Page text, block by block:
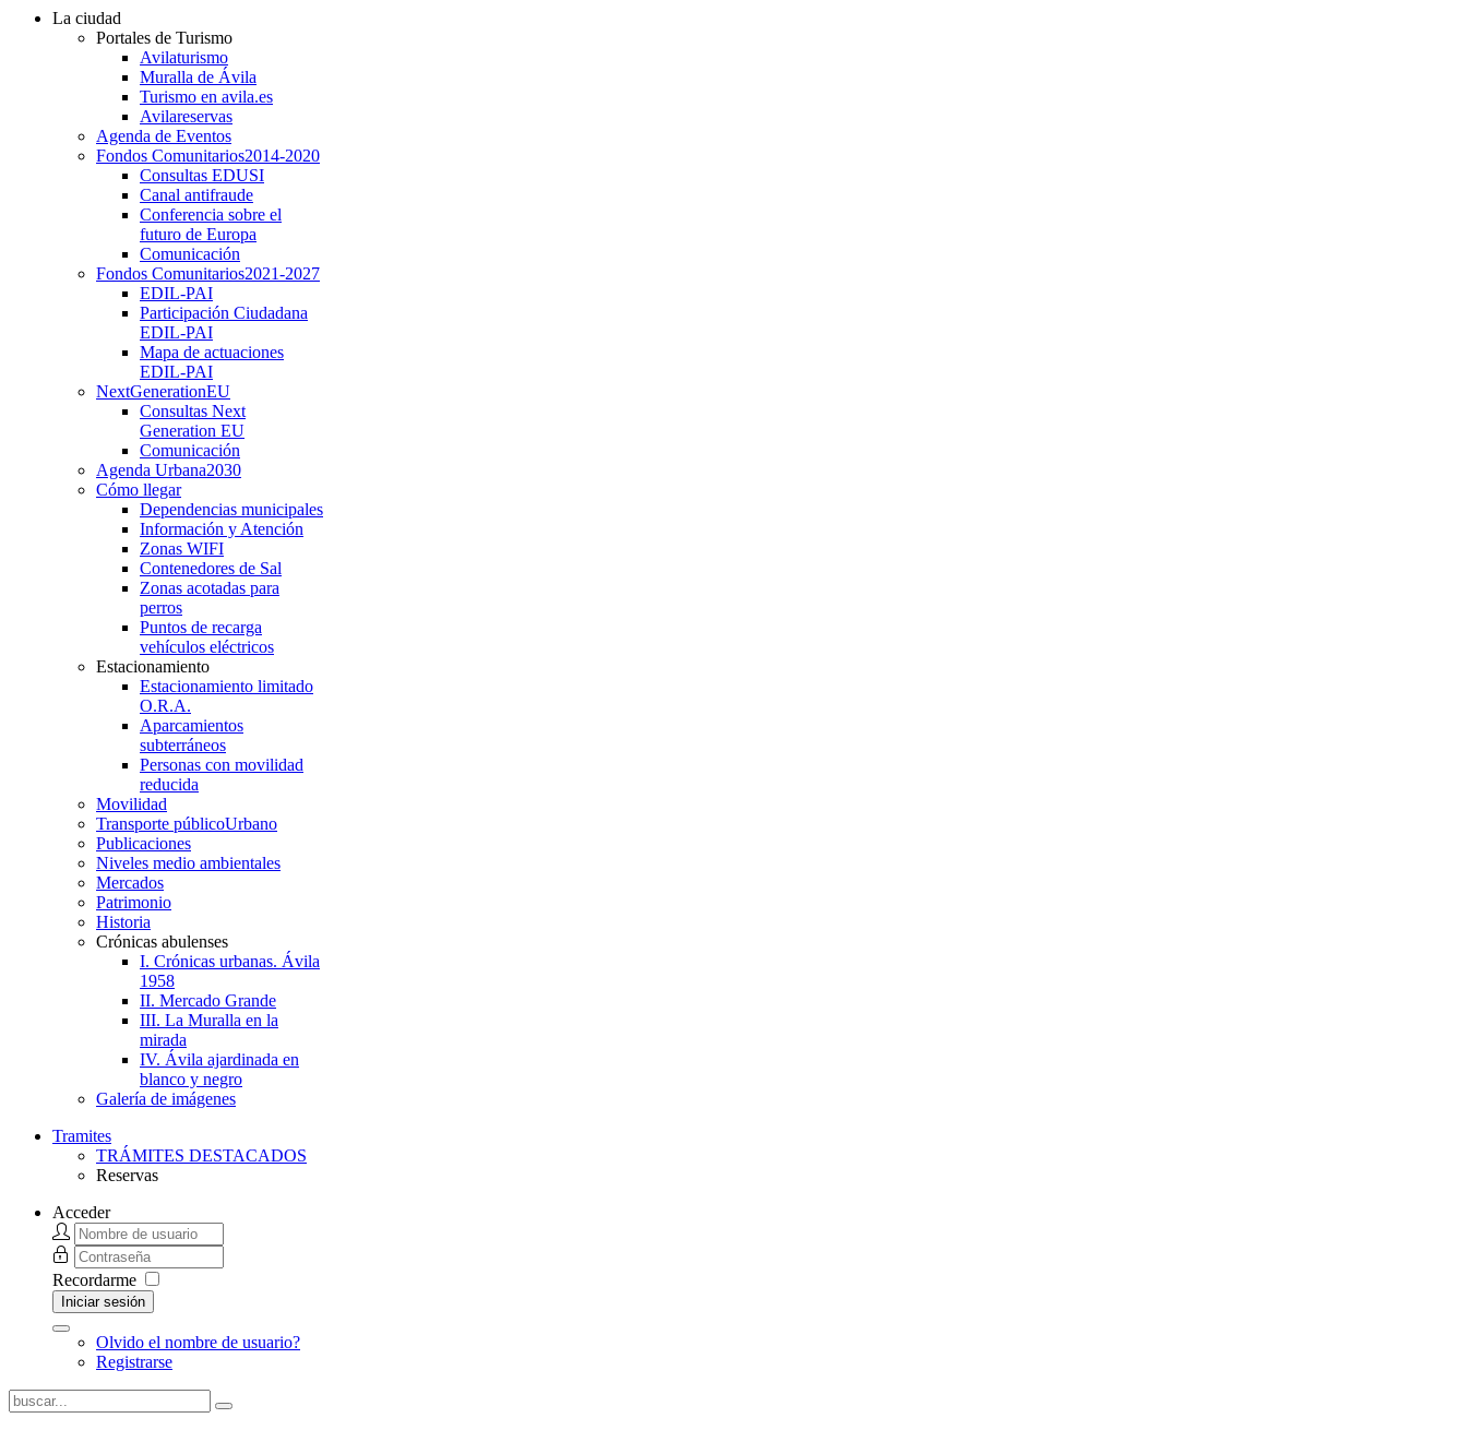
La ciudad
Portales de Turismo
Avilaturismo
Muralla de Ávila
Turismo en avila.es
Avilareservas
Agenda de Eventos
Fondos Comunitarios2014-2020
Consultas EDUSI
Canal antifraude
Conferencia sobre el
futuro de Europa
Comunicación
Fondos Comunitarios2021-2027
EDIL-PAI
Participación Ciudadana
EDIL-PAI
Mapa de actuaciones
EDIL-PAI
NextGenerationEU
Consultas Next
Generation EU
Comunicación
Agenda Urbana2030
Cómo llegar
Dependencias municipales
Información y Atención
Zonas WIFI
Contenedores de Sal
Zonas acotadas para
perros
Puntos de recarga
vehículos eléctricos
Estacionamiento
Estacionamiento limitado
O.R.A.
Aparcamientos
subterráneos
Personas con movilidad
reducida
Movilidad
Transporte públicoUrbano
Publicaciones
Niveles medio ambientales
Mercados
Patrimonio
Historia
Crónicas abulenses
I. Crónicas urbanas. Ávila
1958
II. Mercado Grande
III. La Muralla en la
mirada
IV. Ávila ajardinada en
blanco y negro
Galería de imágenes
Tramites
TRÁMITES DESTACADOS
Reservas
Acceder
Recordarme
Iniciar sesión
Olvido el nombre de usuario?
Registrarse